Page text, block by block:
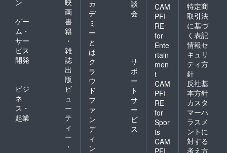
画
ゲー
ム・
サー
ビス
開発
書
籍
・
雑
誌
出
版
ビジ
ネ
ス・
起業
ビ
ュ
ー
テ
ィ
ー
・
カ
デ
ミ
ー
と
は
談
会
ク
ラ
ウ
ド
フ
ァ
ン
デ
ィ
ン
サ
ポ
ー
ト
サ
ー
ビ
ス
CAM
PFI
RE
for
Ente
rtain
men
t
CAM
PFI
RE
for
Spor
ts
CAM
PFI
特定商
取引法
に基づ
く表記
情報セ
キュリ
ティ方
針
反社基
本方針
カスタ
マーハ
ラスメ
ントに
対する
考え方